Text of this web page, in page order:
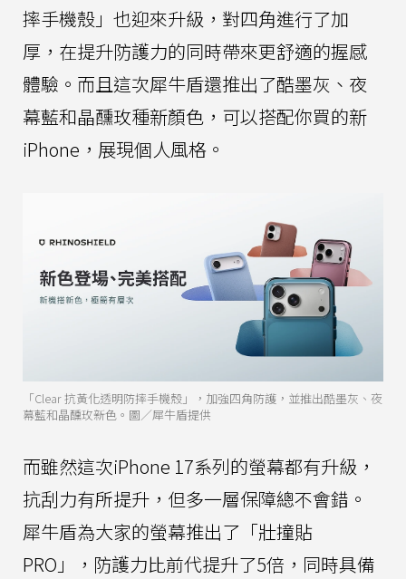
摔手機殼」也迎來升級，對四角進行了加
厚，在提升防護力的同時帶來更舒適的握感
體驗。而且這次犀牛盾還推出了酷墨灰、夜
幕藍和晶醺玫種新顏色，可以搭配你買的新
iPhone，展現個人風格。
「Clear 抗黃化透明防摔手機殼」，加強四角防護，並推出酷墨灰、夜
幕藍和晶醺玫新色。圖／犀牛盾提供
而雖然這次iPhone 17系列的螢幕都有升級，
抗刮力有所提升，但多一層保障總不會錯。
犀牛盾為大家的螢幕推出了「壯撞貼
PRO」，防護力比前代提升了5倍，同時具備